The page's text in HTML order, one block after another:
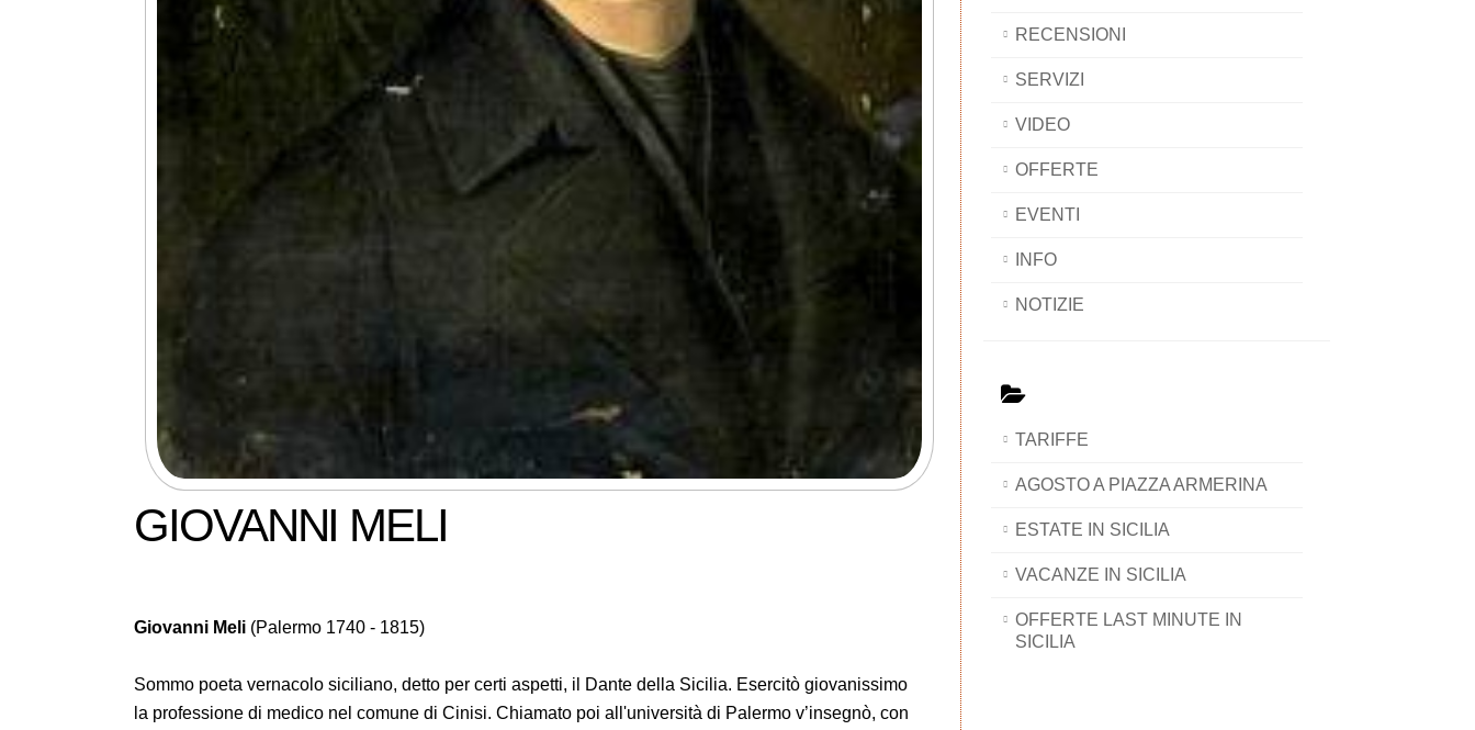
GIOVANNI MELI
Giovanni Meli (Palermo 1740 - 1815)
Sommo poeta vernacolo siciliano, detto per certi aspetti, il Dante della Sicilia. Esercitò giovanissimo
la professione di medico nel comune di Cinisi. Chiamato poi all'università di Palermo v’insegnò, con
RECENSIONI
SERVIZI
VIDEO
OFFERTE
EVENTI
INFO
NOTIZIE
TARIFFE
AGOSTO A PIAZZA ARMERINA
ESTATE IN SICILIA
VACANZE IN SICILIA
OFFERTE LAST MINUTE IN
SICILIA